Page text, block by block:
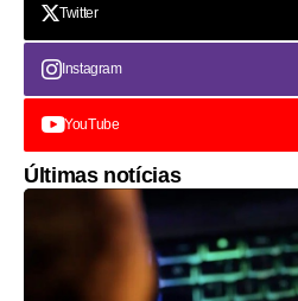
Twitter
Instagram
YouTube
Últimas notícias